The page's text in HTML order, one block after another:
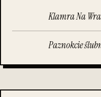
Klamra Na
Paznokcie